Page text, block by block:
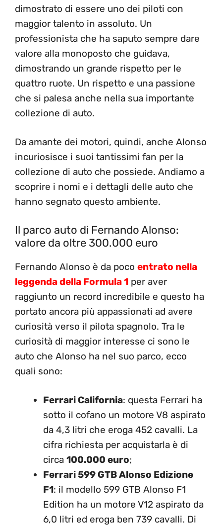
dimostrato di essere uno dei piloti con
maggior talento in assoluto. Un
professionista che ha saputo sempre dare
valore alla monoposto che guidava,
dimostrando un grande rispetto per le
quattro ruote. Un rispetto e una passione
che si palesa anche nella sua importante
collezione di auto.
Da amante dei motori, quindi, anche Alonso
incuriosisce i suoi tantissimi fan per la
collezione di auto che possiede. Andiamo a
scoprire i nomi e i dettagli delle auto che
hanno segnato questo ambiente.
Il parco auto di Fernando Alonso:
valore da oltre 300.000 euro
Fernando Alonso è da poco entrato nella
leggenda della Formula 1 per aver
raggiunto un record incredibile e questo ha
portato ancora più appassionati ad avere
curiosità verso il pilota spagnolo. Tra le
curiosità di maggior interesse ci sono le
auto che Alonso ha nel suo parco, ecco
quali sono:
Ferrari California: questa Ferrari ha
sotto il cofano un motore V8 aspirato
da 4,3 litri che eroga 452 cavalli. La
cifra richiesta per acquistarla è di
circa 100.000 euro;
Ferrari 599 GTB Alonso Edizione
F1: il modello 599 GTB Alonso F1
Edition ha un motore V12 aspirato da
6,0 litri ed eroga ben 739 cavalli. Di